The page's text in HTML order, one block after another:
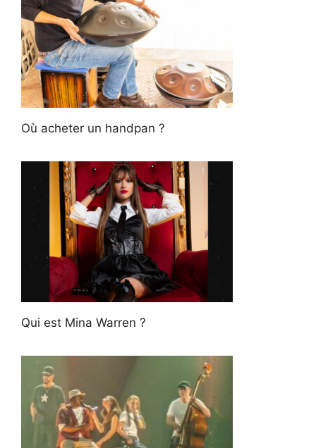
Où acheter un handpan ?
Qui est Mina Warren ?